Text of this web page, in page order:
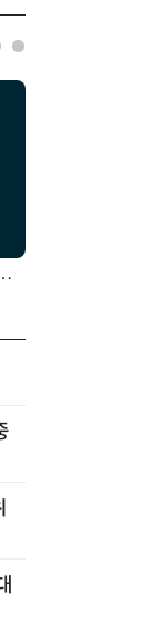
시대의 경쟁력이다